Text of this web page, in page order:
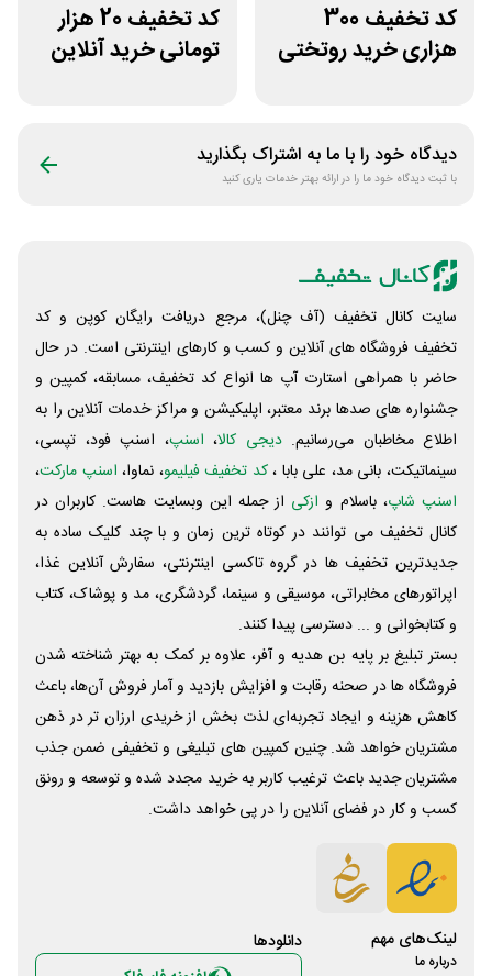
کد تخفیف 300
هزاری خرید روتختی
کد تخفیف 20 هزار
تومانی خرید آنلاین
دیدگاه خود را با ما به اشتراک بگذارید
با ثبت دیدگاه خود ما را در ارائه بهتر خدمات یاری کنید
سایت کانال تخفیف (آف چنل)، مرجع دریافت رایگان کوپن و کد
تخفیف فروشگاه های آنلاین و کسب و‌ کارهای اینترنتی است. در حال
حاضر با همراهی استارت آپ ها انواع کد تخفیف، مسابقه، کمپین و
جشنواره های صدها برند معتبر، اپلیکیشن و مراکز خدمات آنلاین را به
اطلاع مخاطبان می‌رسانیم. دیجی کالا، اسنپ، اسنپ فود، تپسی،
سینماتیکت، بانی مد، علی‌ بابا ،کد تخفیف فیلیمو، نماوا، اسنپ مارکت،
اسنپ شاپ، باسلام و ازکی از جمله این وبسایت ‌هاست. کاربران در
کانال تخفیف می توانند در کوتاه ترین زمان و با چند کلیک ساده به
جدیدترین تخفیف ها در گروه تاکسی اینترنتی، سفارش آنلاین غذا،
اپراتورهای مخابراتی، موسیقی و سینما، گردشگری، مد و پوشاک، کتاب
و کتابخوانی و ... دسترسی پیدا کنند.
بستر تبلیغ بر پایه بن هدیه و آفر، علاوه بر کمک به بهتر شناخته شدن
فروشگاه ها در صحنه رقابت و افزایش بازدید و آمار فروش آن‌ها، باعث
کاهش هزینه و ایجاد تجربه‌ای لذت بخش از خریدی ارزان تر در ذهن
مشتریان خواهد شد. چنین کمپین های تبلیغی و تخفیفی ضمن جذب
مشتریان جدید باعث ترغیب کاربر به خرید مجدد شده و توسعه و رونق
کسب و کار در فضای آنلاین را در پی خواهد داشت.
لینک‌های مهم
درباره ما
دانلود‌ها